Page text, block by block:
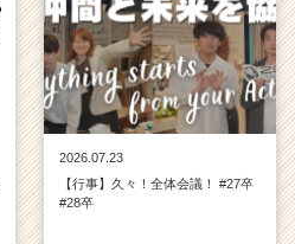
2026.07.23
【行事】久々！全体会議！ #27卒
#28卒